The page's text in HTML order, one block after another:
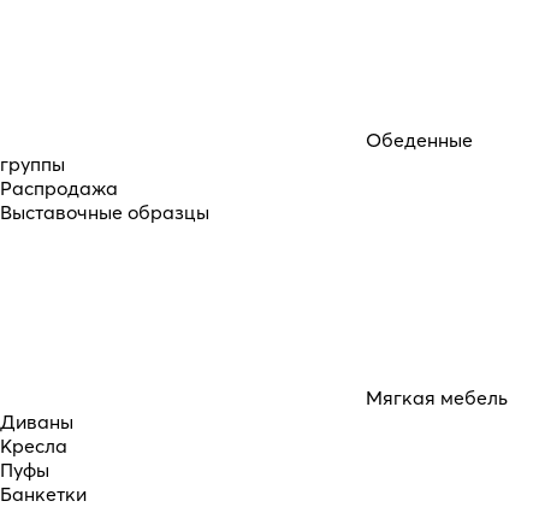
Обеденные
группы
Распродажа
Выставочные образцы
Мягкая мебель
Диваны
Кресла
Пуфы
Банкетки